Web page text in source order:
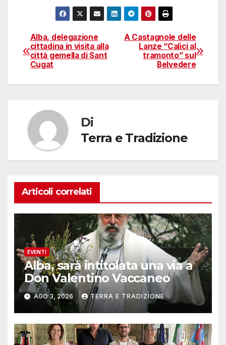
Navigazione
articoli
A Castagnole delle
Lanze “Calici al
tramonto” sul
Belvedere
Alba, delegazione
cittadina in visita alla
città gemella di Sant
Cugat
Di
Terra e Tradizione
Articoli correlati
EVENTI
Alba, sarà intitolata una via a
Don Valentino Vaccaneo
AGO 3, 2026 TERRA E TRADIZIONE